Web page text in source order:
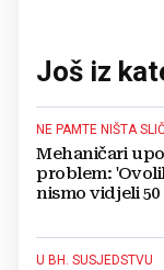
Još iz
NE PAMTE NIŠTA
Mehaničari
problem:
nismo vidjeli
U BH. SUSJEDSTVU